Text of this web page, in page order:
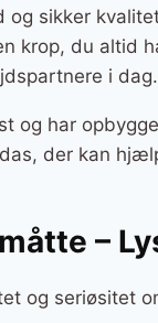
og sikker
krop, du altid
i dag.
og har
der kan
–
og seriøsitet